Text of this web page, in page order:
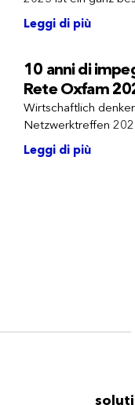
Leggi di più
10 anni di
Rete Oxfam
Wirtschaftlich
Netzwerktreffen
Leggi di più